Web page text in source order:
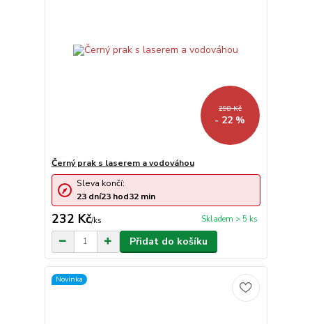
298 Kč
- 22 %
Černý prak s laserem a vodováhou
232 Kč/ks Skladem > 5 ks
Sleva končí:
23 dní23 hod32 min
Přidat do košíku
Novinka